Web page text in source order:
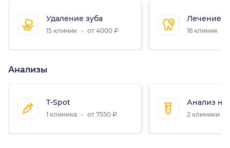
Удаление зуба
15 клиник от 4000 ₽
Лечение
16 клиник
Анализы
T-Spot
1 клиника от 7550 ₽
Анализ на
2 клиники